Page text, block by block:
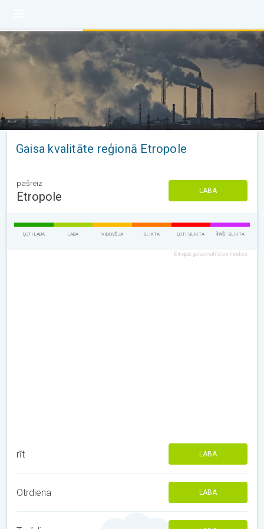
Gaisa kvalitāte reģionā Etropole
pašreiz
Etropole LABA
ĻOTI LABA LABA VIDUVĒJA SLIKTA ĻOTI SLIKTA ĪPAŠI SLIKTA
Eiropas gaisa kvalitātes indekss
rīt LABA
Otrdiena LABA